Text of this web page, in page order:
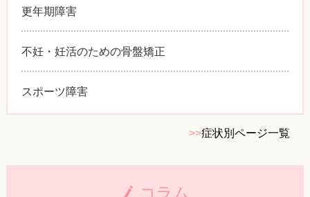
更年期障害
不妊・妊活のための骨盤矯正
スポーツ障害
>>症状別ページ一覧
コラム